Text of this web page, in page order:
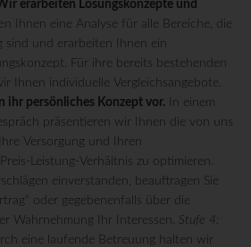
erarbeiten Lösungskonzepte und
Ihnen eine Analyse für alle Bereiche, die
sind und erarbeiten Ihnen ein
Für ihre bereits bestehenden
Ihnen individuelle Vergleichsangebote.
ihr persönliches Konzept vor. In einem
präsentieren wir Ihnen die von uns
Versorgung und Ihren
Leistung-Verhältnis zu optimieren.
einverstanden, beauftragen Sie
oder gegebenenfalls über die
Wahrnehmung Ihr Interessen. Stufe 4:
eine laufende Betreuung halten wir